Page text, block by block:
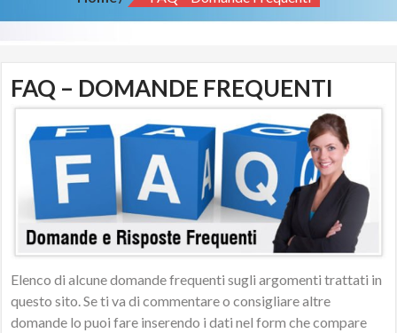
FAQ – DOMANDE FREQUENTI
Elenco di alcune domande frequenti sugli argomenti trattati in
questo sito. Se ti va di commentare o consigliare altre
domande lo puoi fare inserendo i dati nel form che compare